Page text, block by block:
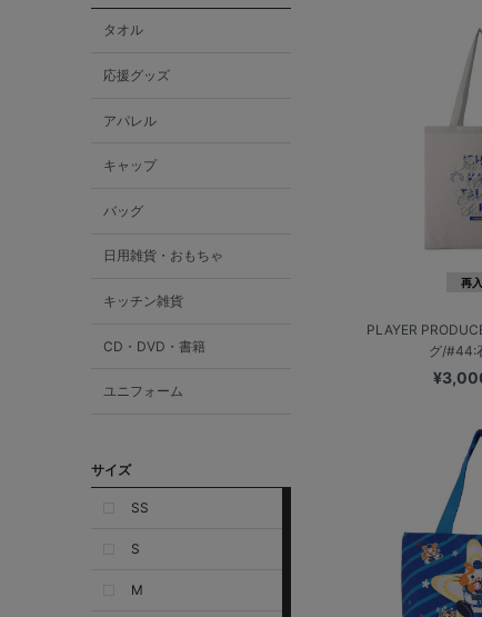
タオル
応援グッズ
アパレル
キャップ
バッグ
日用雑貨・おもちゃ
キッチン雑貨
CD・DVD・書籍
ユニフォーム
サイズ
SS
S
M
再
PLAYER
グ/#44: